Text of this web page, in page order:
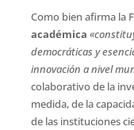
Como bien afirma la
académica
democráticas y
innovación a nivel
colaborativo de la
medida, de la
de las instituciones